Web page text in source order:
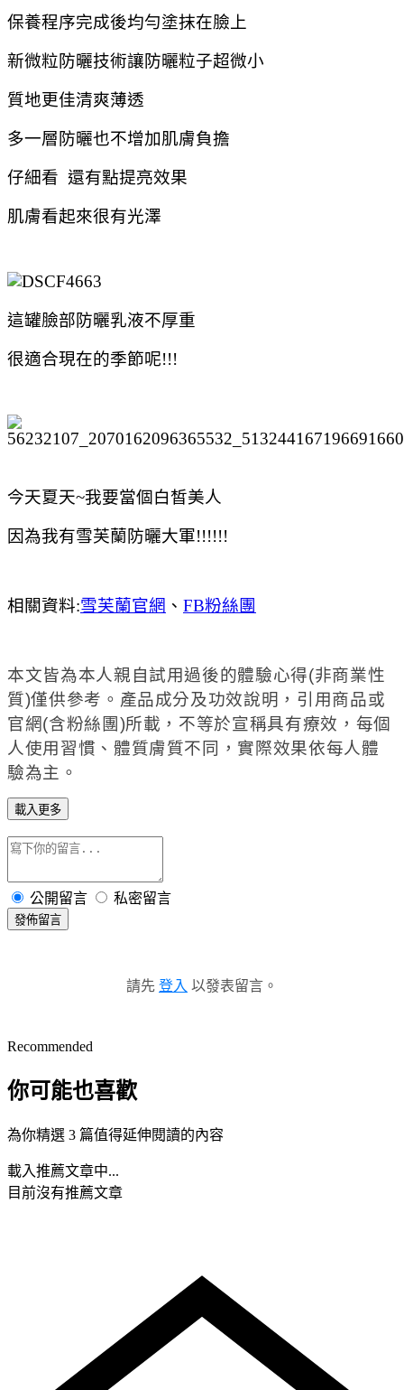
保養程序完成後均勻塗抹在臉上
新微粒防曬技術讓防曬粒子超微小
質地更佳清爽薄透
多一層防曬也不增加肌膚負擔
仔細看 還有點提亮效果
肌膚看起來很有光澤
這罐臉部防曬乳液不厚重
很適合現在的季節呢!!!
今天夏天~我要當個白皙美人
因為我有雪芙蘭防曬大軍!!!!!!
相關資料:雪芙蘭官網 、 FB粉絲團
本文皆為本人親自試用過後的體驗心得(非商業性
質)僅供參考。產品成分及功效說明，引用商品或
官網(含粉絲團)所載，不等於宣稱具有療效，每個
人使用習慣、體質膚質不同，實際效果依每人體
驗為主。
載入更多
公開留言 私密留言
發佈留言
請先 登入 以發表留言。
Recommended
你可能也喜歡
為你精選 3 篇值得延伸閱讀的內容
載入推薦文章中...
目前沒有推薦文章